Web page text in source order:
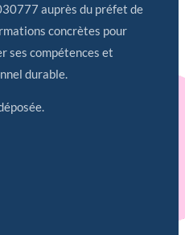
auprès du préfet de
concrètes pour
ses compétences et
durable.